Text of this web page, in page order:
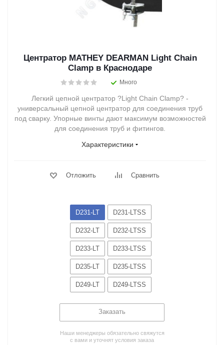
Центратор MATHEY DEARMAN Light Chain
Clamp в Краснодаре
Много
Легкий цепной центратор ?Light Chain Clamp? -
универсальный цепной центратор для соединения труб
под сварку. Упорные винты дают максимум возможностей
для соединения труб и фитингов.
Характеристики
Отложить Сравнить
D231-LT D231-LTSS
D232-LT D232-LTSS
D233-LT D233-LTSS
D235-LT D235-LTSS
D249-LT D249-LTSS
Заказать
Наши менеджеры обязательно свяжутся
с вами и уточнят условия заказа